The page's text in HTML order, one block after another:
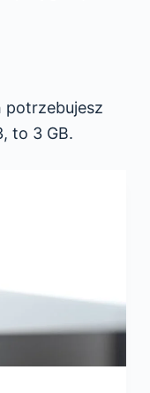
potrzebujesz
to 3 GB.